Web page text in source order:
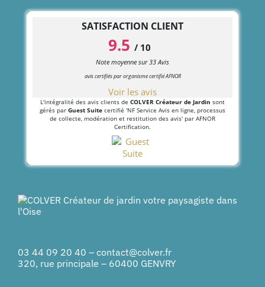
SATISFACTION CLIENT
9.5 / 10
Note moyenne sur33Avis
avis certifiés par organisme certifié AFNOR
Voir les avis
L'intégralité des avis clients de COLVER Créateur de Jardin sont
gérés par Guest Suite certifié 'NF Service Avis en ligne, processus
de collecte, modération et restitution des avis' par AFNOR
Certification.
03 44 09 20 40 – contact@colver.fr
320, rue principale – 60400 GENVRY